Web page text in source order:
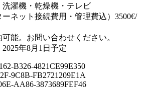
洗濯機・乾燥機・テレビ
ネット接続費用・管理費込）3500€/
能。お問い合わせください。
年8月1日予定